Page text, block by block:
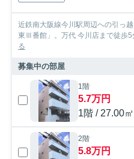
近鉄南大阪線今川駅周辺への引っ
東Ⅲ番館」。万代 今川店まで徒歩5
る
募集中の部屋
1階
5.7万円
1階 / 27.00
2階
5.8万円